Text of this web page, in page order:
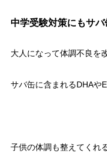
中学受験対策にもサバ
大人になって体調不良を
サバ缶に含まれるDHAや
子供の体調も整えてくれ